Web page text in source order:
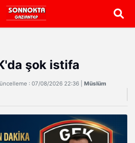
şok istifa
: 07/08/2026 22:36 | Müslüm